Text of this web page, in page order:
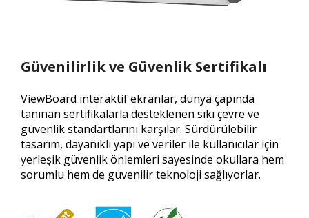
Güvenilirlik ve Güvenlik Sertifikalı
ViewBoard interaktif ekranlar, dünya çapında
tanınan sertifikalarla desteklenen sıkı çevre ve
güvenlik standartlarını karşılar. Sürdürülebilir
tasarım, dayanıklı yapı ve veriler ile kullanıcılar için
yerleşik güvenlik önlemleri sayesinde okullara hem
sorumlu hem de güvenilir teknoloji sağlıyorlar.